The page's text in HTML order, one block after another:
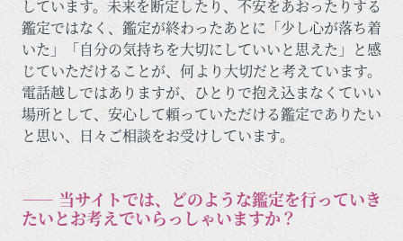
しています。未来を断定したり、不安をあおったりする
鑑定ではなく、鑑定が終わったあとに「少し心が落ち着
いた」「自分の気持ちを大切にしていいと思えた」と感
じていただけることが、何より大切だと考えています。
電話越しではありますが、ひとりで抱え込まなくていい
場所として、安心して頼っていただける鑑定でありたい
と思い、日々ご相談をお受けしています。
―― 当サイトでは、どのような鑑定を行っていき
たいとお考えでいらっしゃいますか？